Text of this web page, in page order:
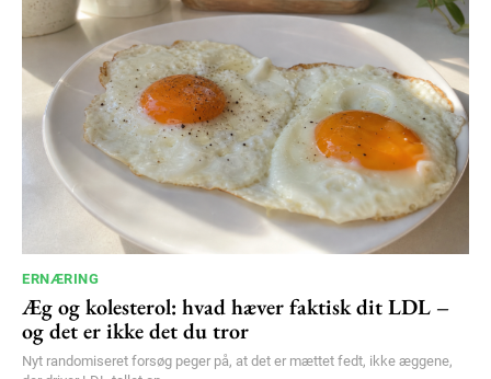
ERNÆRING
Æg og kolesterol: hvad hæver faktisk dit LDL –
og det er ikke det du tror
Nyt randomiseret forsøg peger på, at det er mættet fedt, ikke æggene,